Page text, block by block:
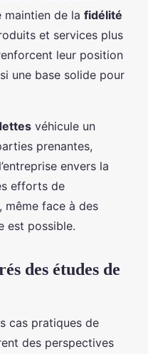
maintien de la fidélité
et services plus
leur position
une base solide pour
véhicule un
prenantes,
envers la
efforts de
face à des
est possible.
des études de
cas pratiques de
des perspectives